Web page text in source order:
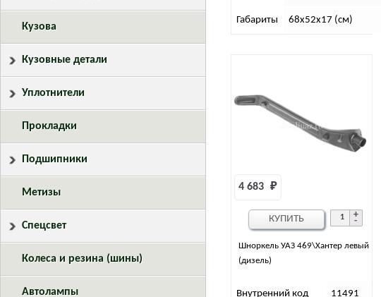
Габариты 68х52х17 (см)
Шноркель УАЗ 469\Хантер левый
(дизель)
4 683 ₽
Внутренний код 11491
КУПИТЬ
Кузова
Кузовные детали
Уплотнители
Прокладки
Подшипники
Метизы
Спецсвет
Колеса и резина (шины)
Автолампы